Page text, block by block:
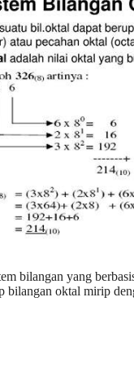
bilangan yang
bilangan oktal mirip